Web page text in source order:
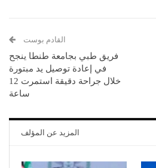
القادم بوست
فريق طبي بجامعة طنطا ينجح
في إعادة توصيل يد مبتورة
خلال جراحة دقيقة استمرت 12
ساعة
المزيد عن المؤلف